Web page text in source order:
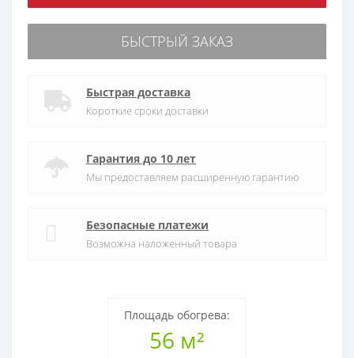
Площадь обогрева:
56 м²
БЫСТРЫЙ ЗАКАЗ
Быстрая доставка
Короткие сроки доставки
Гарантия до 10 лет
Мы предоставляем расширенную гарантию
Безопасные платежи
Возможна наложенный товара